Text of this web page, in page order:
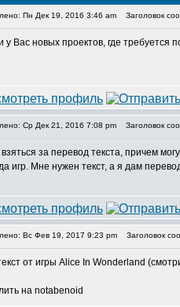
Пн Дек 19, 2016 3:46 am Заголовок
у Вас новых проектов, где
Ср Дек 21, 2016 7:08 pm Заголовок
взяться за перевод текста, причем
игр. Мне нужен текст, а я дам
Вс Фев 19, 2017 9:23 pm Заголовок
от игры Alice In Wonderland
на notabenoid